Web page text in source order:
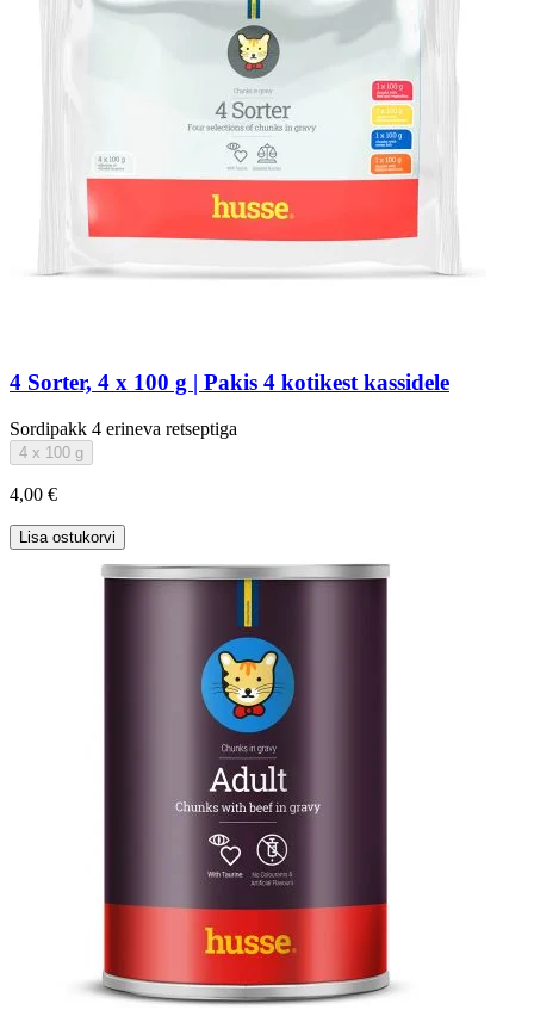
4 Sorter, 4 x 100 g | Pakis 4 kotikest kassidele
Sordipakk 4 erineva retseptiga
4 x 100 g
4,00 €
Lisa ostukorvi